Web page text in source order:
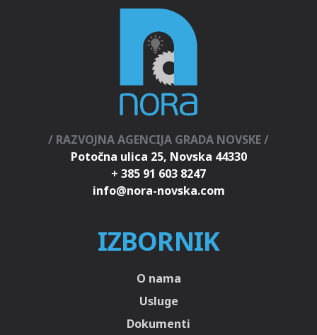
/ RAZVOJNA AGENCIJA GRADA NOVSKE /
Potočna ulica 25, Novska 44330
+ 385 91 603 8247
IZBORNIK
O nama
Usluge
Dokumenti